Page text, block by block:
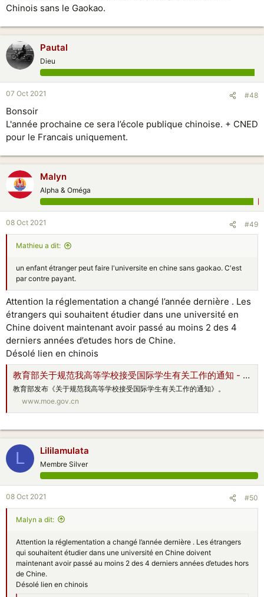
Chinois sans le Gaokao.
Pautal
Dieu
07 Oct 2021 #48
Bonsoir
L'année prochaine ce sera l’école publique chinoise. + CNED
pour le Francais uniquement.
Malyn
Alpha & Oméga
08 Oct 2021 #49
Mathieu a dit:
un enfant étranger peut faire l'universite en chine sans gaokao. C'est
par contre payant.
Attention la réglementation a changé l’année dernière . Les
étrangers qui souhaitent étudier dans une université en
Chine doivent maintenant avoir passé au moins 2 des 4
derniers années d’etudes hors de Chine.
Désolé lien en chinois
教育部关于规范我高等学校接受国际学生有关工作的通知 - 中华人民共和国教育部政府门户网站
教育部发布《关于规范我高等学校接受国际学生有关工作的通知》。
www.moe.gov.cn
L Lililamulata
Membre Silver
08 Oct 2021 #50
Malyn a dit:
Attention la réglementation a changé l’année dernière . Les étrangers
qui souhaitent étudier dans une université en Chine doivent
maintenant avoir passé au moins 2 des 4 derniers années d’etudes hors
de Chine.
Désolé lien en chinois